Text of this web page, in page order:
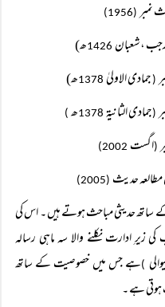
نمبر (1956)
،شعبان ھ)
(جمادی الاولیٰ ھ)
(جمادی الثانیۃ ھ )
(اگست
مطالعہ حدیث (2005)
حدیثی مباحث ہوتے ہیں ۔ اس کی
زیرِ ادارت نکلنے والا سہ ماہی رسالہ
)ہے جس میں خصوصیت کے ساتھ
ہے ۔